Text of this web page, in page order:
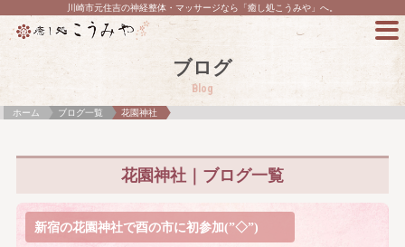
川崎市元住吉の神経整体・マッサージなら「癒し処こうみや」へ。
ブログ
Blog
ホーム ブログ一覧 花園神社
花園神社｜ブログ一覧
新宿の花園神社で酉の市に初参加(”◇”)ゞ